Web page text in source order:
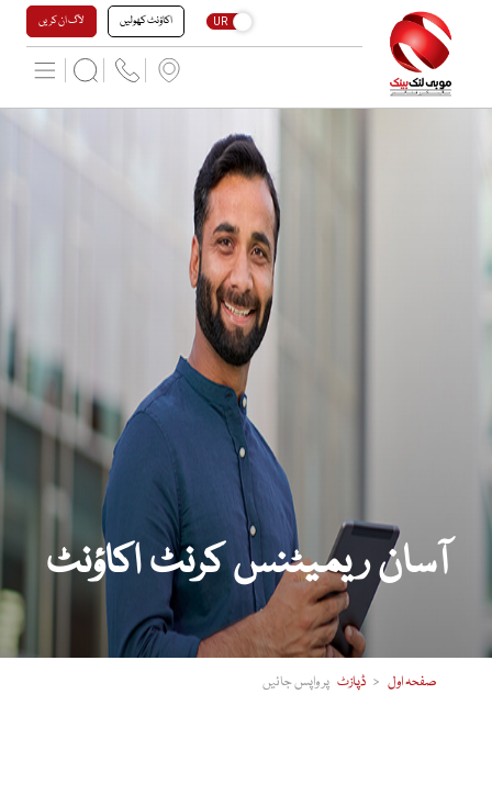
UR اکاؤنٹ کھولیں لاگ ان کریں
آسان ریمیٹنس کرنٹ اکاؤنٹ
صفحہ اول ڈپازٹ